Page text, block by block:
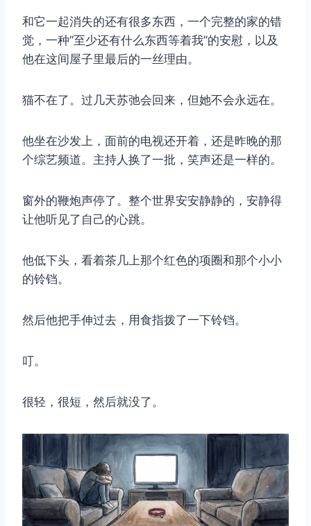
和它一起消失的还有很多东西，一个完整的家的错
觉，一种”至少还有什么东西等着我”的安慰，以及
他在这间屋子里最后的一丝理由。
猫不在了。过几天苏弛会回来，但她不会永远在。
他坐在沙发上，面前的电视还开着，还是昨晚的那
个综艺频道。主持人换了一批，笑声还是一样的。
窗外的鞭炮声停了。整个世界安安静静的，安静得
让他听见了自己的心跳。
他低下头，看着茶几上那个红色的项圈和那个小小
的铃铛。
然后他把手伸过去，用食指拨了一下铃铛。
叮。
很轻，很短，然后就没了。